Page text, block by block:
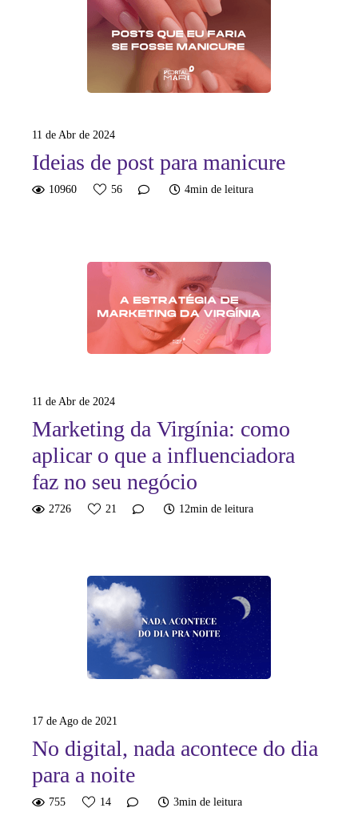
11 de Abr de 2024
Ideias de post para manicure
10960 56 4min de leitura
11 de Abr de 2024
Marketing da Virgínia: como
aplicar o que a influenciadora
faz no seu negócio
2726 21 12min de leitura
17 de Ago de 2021
No digital, nada acontece do dia
para a noite
755 14 3min de leitura